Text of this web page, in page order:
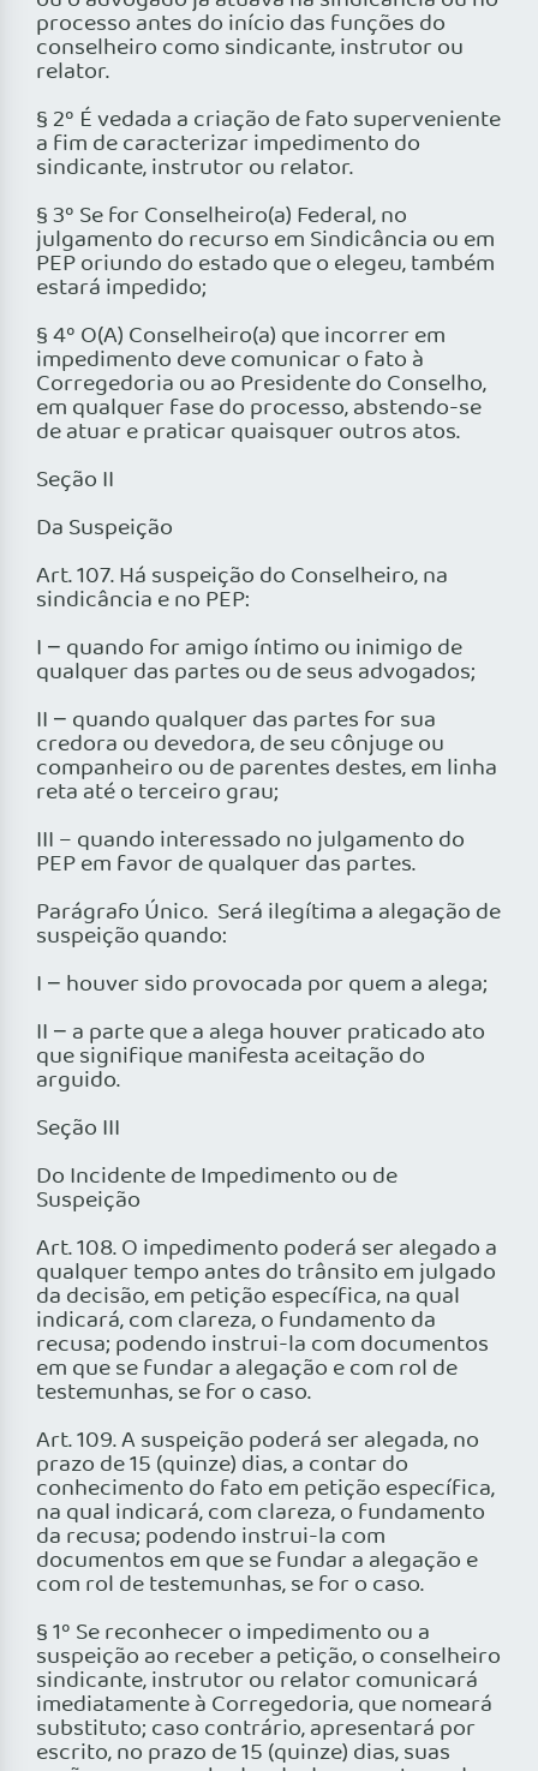
processo antes do início das funções do
conselheiro como sindicante, instrutor ou
relator.
§ 2º É vedada a criação de fato superveniente
a fim de caracterizar impedimento do
sindicante, instrutor ou relator.
§ 3º Se for Conselheiro(a) Federal, no
julgamento do recurso em Sindicância ou em
PEP oriundo do estado que o elegeu, também
estará impedido;
§ 4º O(A) Conselheiro(a) que incorrer em
impedimento deve comunicar o fato à
Corregedoria ou ao Presidente do Conselho,
em qualquer fase do processo, abstendo-se
de atuar e praticar quaisquer outros atos.
Seção II
Da Suspeição
Art. 107. Há suspeição do Conselheiro, na
sindicância e no PEP:
I − quando for amigo íntimo ou inimigo de
qualquer das partes ou de seus advogados;
II − quando qualquer das partes for sua
credora ou devedora, de seu cônjuge ou
companheiro ou de parentes destes, em linha
reta até o terceiro grau;
III – quando interessado no julgamento do
PEP em favor de qualquer das partes.
Parágrafo Único. Será ilegítima a alegação de
suspeição quando:
I − houver sido provocada por quem a alega;
II − a parte que a alega houver praticado ato
que signifique manifesta aceitação do
arguido.
Seção III
Do Incidente de Impedimento ou de
Suspeição
Art. 108. O impedimento poderá ser alegado a
qualquer tempo antes do trânsito em julgado
da decisão, em petição específica, na qual
indicará, com clareza, o fundamento da
recusa; podendo instrui-la com documentos
em que se fundar a alegação e com rol de
testemunhas, se for o caso.
Art. 109. A suspeição poderá ser alegada, no
prazo de 15 (quinze) dias, a contar do
conhecimento do fato em petição específica,
na qual indicará, com clareza, o fundamento
da recusa; podendo instrui-la com
documentos em que se fundar a alegação e
com rol de testemunhas, se for o caso.
§ 1º Se reconhecer o impedimento ou a
suspeição ao receber a petição, o conselheiro
sindicante, instrutor ou relator comunicará
imediatamente à Corregedoria, que nomeará
substituto; caso contrário, apresentará por
escrito, no prazo de 15 (quinze) dias, suas